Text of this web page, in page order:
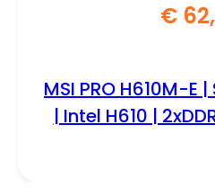
€
MSI PRO H610M-E
| Intel H610 |